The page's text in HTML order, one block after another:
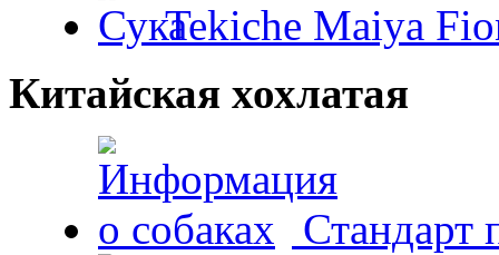
Tekiche Maiya
Китайская хохлатая